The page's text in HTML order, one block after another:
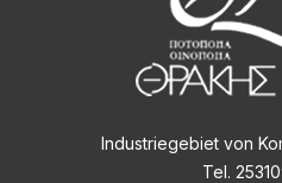
Industriegebiet von
Tel.